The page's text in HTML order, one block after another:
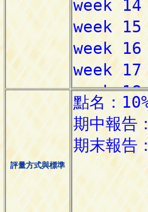
評量方式與標準